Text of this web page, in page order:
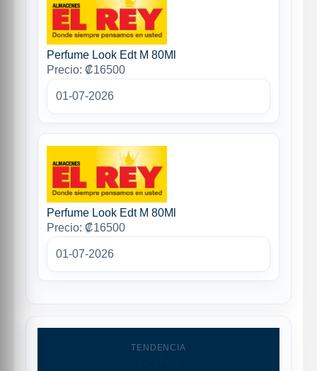
Perfume Look Edt M 80Ml
Precio: ₡16500
01-07-2026
Perfume Look Edt M 80Ml
Precio: ₡16500
01-07-2026
TENDENCIA